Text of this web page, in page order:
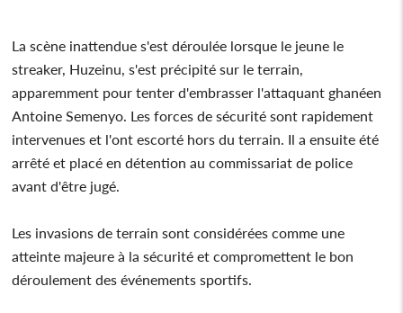
La scène inattendue s'est déroulée lorsque le jeune le
streaker, Huzeinu, s'est précipité sur le terrain,
apparemment pour tenter d'embrasser l'attaquant ghanéen
Antoine Semenyo. Les forces de sécurité sont rapidement
intervenues et l'ont escorté hors du terrain. Il a ensuite été
arrêté et placé en détention au commissariat de police
avant d'être jugé.
Les invasions de terrain sont considérées comme une
atteinte majeure à la sécurité et compromettent le bon
déroulement des événements sportifs.